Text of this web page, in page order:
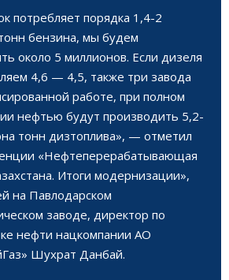
потребляет порядка 1,4-2
бензина, мы будем
около 5 миллионов. Если дизеля
4,6 — 4,5, также три завода
работе, при полном
нефтью будут производить 5,2-
тонн дизтоплива», — отметил
«Нефтеперерабатывающая
Итоги модернизации»,
на Павлодарском
заводе, директор по
нефти нацкомпании АО
Шухрат Данбай.